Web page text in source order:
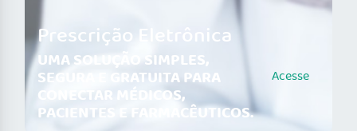
Prescrição Eletrônica
UMA SOLUÇÃO SIMPLES,
SEGURA E GRATUITA PARA
CONECTAR MÉDICOS,
PACIENTES E FARMACÊUTICOS.
Acesse